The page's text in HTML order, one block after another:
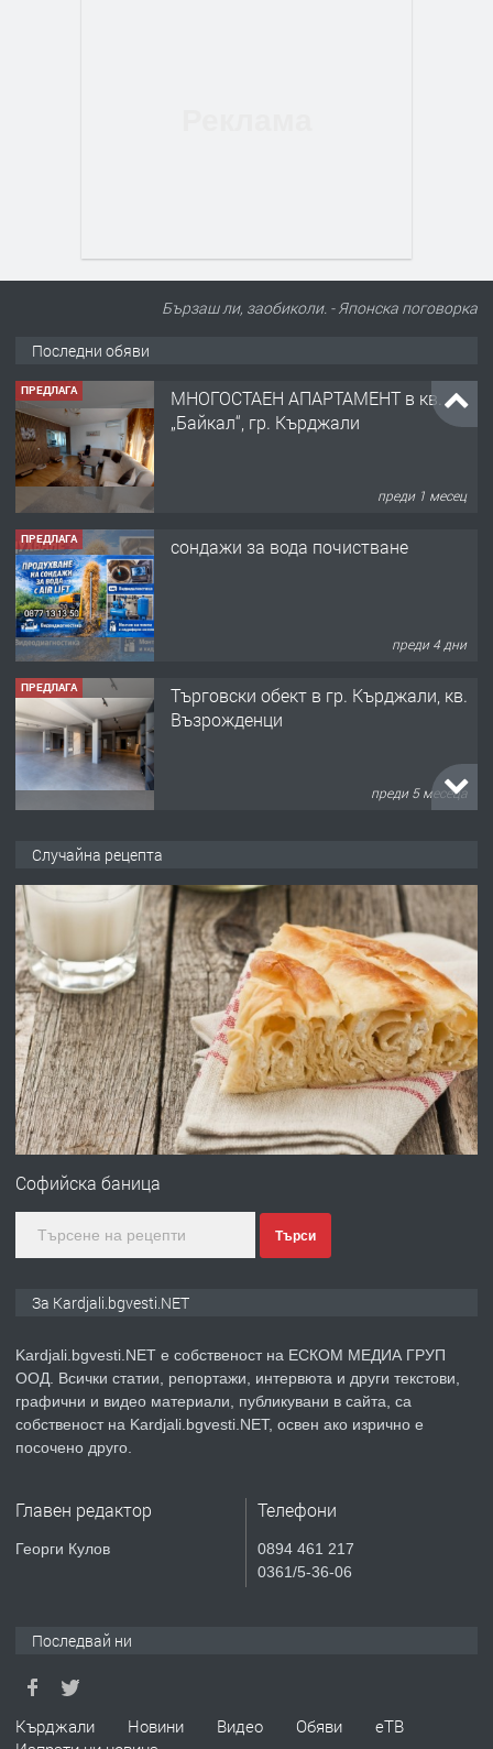
Бързаш ли, заобиколи. - Японска поговорка
Последни обяви
ПРЕДЛАГА
МНОГОСТАЕН АПАРТАМЕНТ в кв.
„Байкал“, гр. Кърджали
преди 1 месец
ПРЕДЛАГА сондажи за вода почистване
преди 4 дни
ПРЕДЛАГА
Tърговски обект в гр. Кърджали, кв.
Възрожденци
преди 5 месеца
преди 6 месеца
ПРЕДЛАГА
Заведение /ресторант, бистро/ в с.
Чакаларово, община Кирково
преди 7 месеца
ПРЕДЛАГА
Гараж под наем в супер център
на язовир Студен кладенец 331м2 |
преди 1 година
ПРЕДЛАГА
Курс
ПРЕДЛАГА
**Прекрасен имот за продажба в
Случайна рецепта
Софийска баница
Търси
За Kardjali.bgvesti.NET
Kardjali.bgvesti.NET е собственост на ЕСКОМ МЕДИА ГРУП
ООД. Всички статии, репортажи, интервюта и други текстови,
графични и видео материали, публикувани в сайта, са
собственост на Kardjali.bgvesti.NET, освен ако изрично е
посочено друго.
Главен редактор
Георги Кулов
Телефони
0894 461 217
0361/5-36-06
Последвай ни
Кърджали Новини Видео Обяви
еТВ